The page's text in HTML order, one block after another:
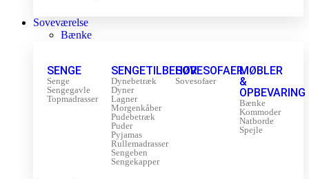
Soveværelse
Bænke
SENGE
Senge
Sengegavle
Topmadrasser
SENGETILBEHØR
Dynebetræk
Dyner
Lagner
Morgenkåber
Pudebetræk
Puder
Pyjamas
Rullemadrasser
Sengeben
Sengekapper
SOVESOFAER
Sovesofaer
MØBLER
&
OPBEVARING
Bænke
Kommoder
Natborde
Spejle